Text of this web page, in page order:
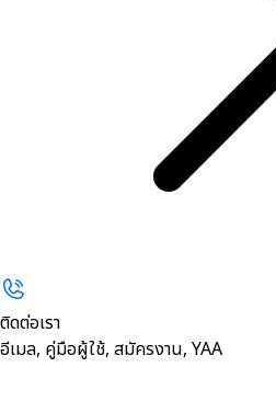
ติดต่อเรา
อีเมล, คู่มือผู้ใช้, สมัครงาน, YAA